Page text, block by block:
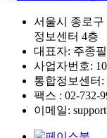
서울시 종로구
정보센터 4층
대표자: 주종필
사업자번호:
통합정보센터:
팩스 : 02-732-
이메일: